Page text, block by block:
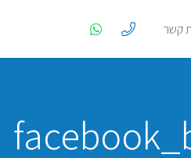
קשר